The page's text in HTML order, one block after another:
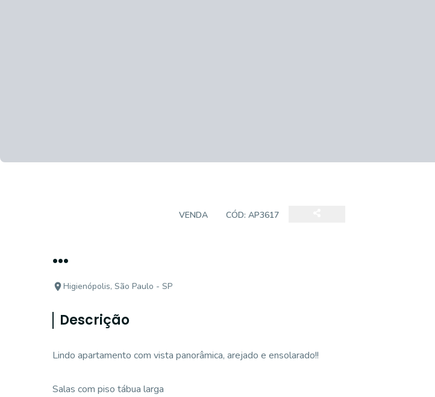
VENDA CÓD: AP3617
...
Higienópolis, São Paulo - SP
Descrição
Lindo apartamento com vista panorâmica, arejado e ensolarado!!
Salas com piso tábua larga